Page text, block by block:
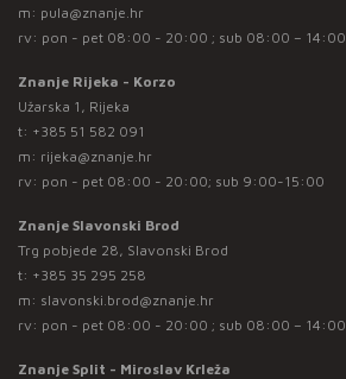
m: pula@znanje.hr
rv: pon - pet 08:00 - 20:00 ; sub 08:00 – 14:00
Znanje Rijeka - Korzo
Užarska 1, Rijeka
t: +385 51 582 091
m: rijeka@znanje.hr
rv: pon - pet 08:00 - 20:00; sub 9:00-15:00
Znanje Slavonski Brod
Trg pobjede 28, Slavonski Brod
t: +385 35 295 258
m: slavonski.brod@znanje.hr
rv: pon - pet 08:00 - 20:00 ; sub 08:00 – 14:00
Znanje Split - Miroslav Krleža